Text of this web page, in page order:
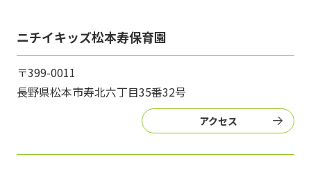
ニチイキッズ松本寿保育園
〒399-0011
長野県松本市寿北六丁目35番32号
アクセス